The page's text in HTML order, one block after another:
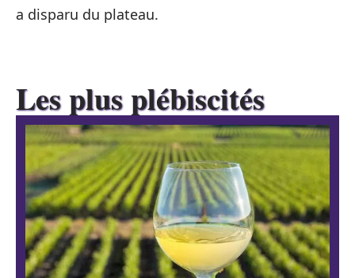
a disparu du plateau.
Les plus plébiscités